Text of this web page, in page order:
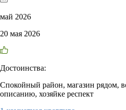
май 2026
20 мая 2026
Достоинства:
Спокойный район, магазин рядом,
описанию, хозяйке респект